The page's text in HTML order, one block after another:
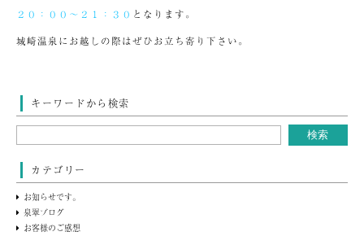
２０：００～２１：３０ となります。
城崎温泉にお越しの際はぜひお立ち寄り下さい。
キーワードから検索
カテゴリー
お知らせです。
泉翠ブログ
お客様のご感想